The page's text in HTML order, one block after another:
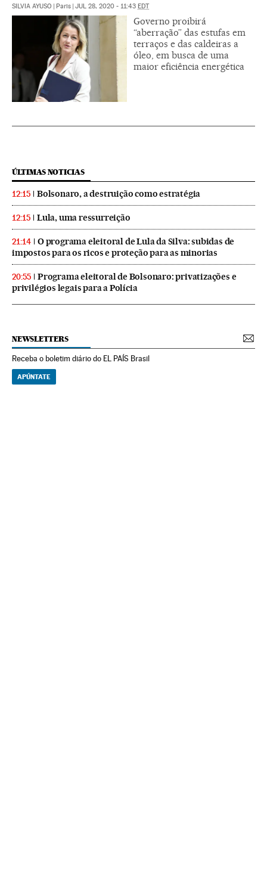
SILVIA AYUSO Paris JUL 28, 2020 - 11:43 EDT
Governo proibirá
“aberração” das estufas em
terraços e das caldeiras a
óleo, em busca de uma
maior eficiência energética
ÚLTIMAS NOTICIAS
12:15 Bolsonaro, a destruição como estratégia
12:15 Lula, uma ressurreição
21:14
O programa eleitoral de Lula da Silva: subidas de
impostos para os ricos e proteção para as minorias
20:55
Programa eleitoral de Bolsonaro: privatizações e
privilégios legais para a Polícia
NEWSLETTERS
Receba o boletim diário do EL PAÍS Brasil
APÚNTATE